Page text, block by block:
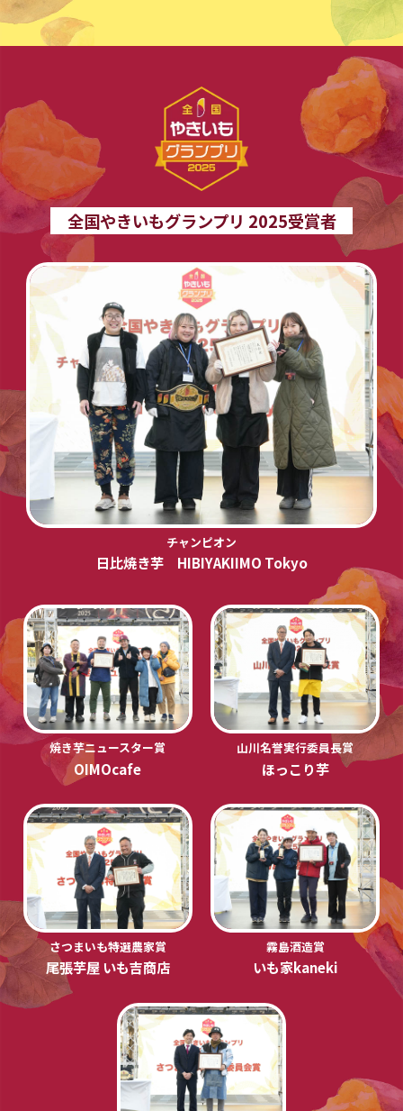
全国やきいもグランプリ 2025受賞者
チャンピオン
日比焼き芋 HIBIYAKIIMO Tokyo
焼き芋ニュースター賞
OIMOcafe
山川名誉実行委員長賞
ほっこり芋
さつまいも特選農家賞
尾張芋屋 いも吉商店
霧島酒造賞
いも家kaneki